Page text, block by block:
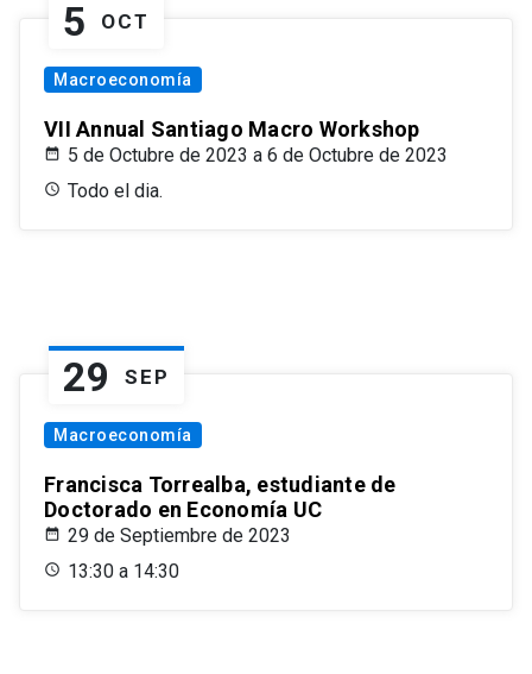
5 OCT
Macroeconomía
VII Annual Santiago Macro Workshop
5 de Octubre de 2023 a 6 de Octubre de 2023
Todo el dia.
29 SEP
Macroeconomía
Francisca Torrealba, estudiante de
Doctorado en Economía UC
29 de Septiembre de 2023
13:30 a 14:30